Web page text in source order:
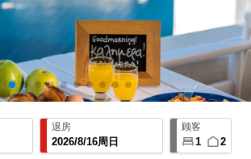
退房
2026/8/16周日
顾客
1 2